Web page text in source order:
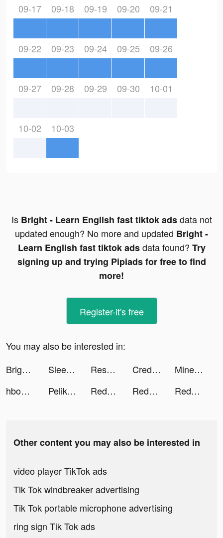
09-17 09-18 09-19 09-20 09-21
09-22 09-23 09-24 09-25 09-26
09-27 09-28 09-29 09-30 10-01
10-02 10-03
Is Bright - Learn English fast tiktok adsdata not
updated enough? No more and updated Bright -
Learn English fast tiktok adsdata found? Try
signing up and trying Pipiads for free to find
more!
Register-it's free
You may also be interested in:
Bright - Learn English fast tiktok ads
Sleep & Meditation | MindLabs tiktok ads Resonate - Visual Breathing tiktok ads Credit Karma tiktok ads
Minetap – Merge clicker tiktok ads
hbomax tiktok ads
Pelikin tiktok ads Reddit tiktok ads Reddit tiktok ads Reddit tiktok ads
Other content you may also be interested in
video player TikTok ads
Tik Tok windbreaker advertising
Tik Tok portable microphone advertising
ring sign Tik Tok ads